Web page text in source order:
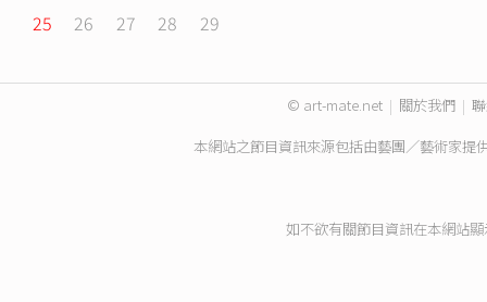
25
26 27 28 29
© art-mate.net | 關於我們 |
本網站之節目資訊來源包括由藝團／藝術家提
如不欲有關節目資訊在本網站